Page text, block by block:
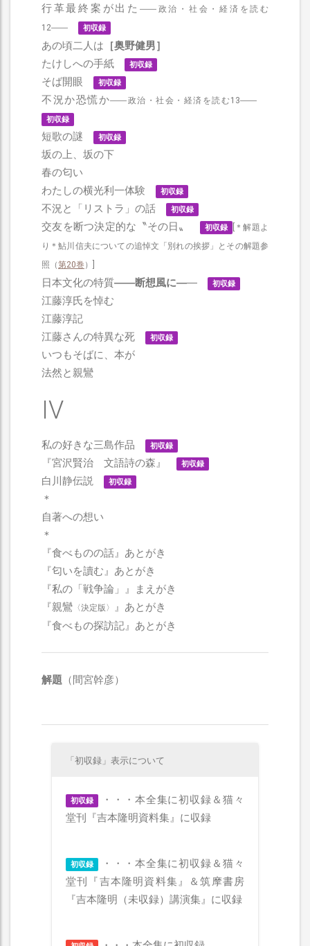
行革最終案が出た ――政治・社会・経済を読む
12――
初収録
あの頃二人は ［奥野健男］
たけしへの手紙
初収録
そば開眼 初収録
不況か恐慌か――政治・社会・経済を読む13――
初収録
短歌の謎 初収録
坂の上、坂の下
春の匂い
わたしの横光利一体験
初収録
不況と「リストラ」の話 初収録
交友を断つ決定的な〝その日〟 初収録
[＊解題よ
り＊鮎川信夫についての追悼文「別れの挨拶」とその解題参
照（第20巻 ）]
日本文化の特質――断想風に―― 初収録
江藤淳氏を悼む
江藤淳記
江藤さんの特異な死
初収録
いつもそばに、本が
法然と親鸞
IV
私の好きな三島作品 初収録
『宮沢賢治 文語詩の森』 初収録
白川静伝説 初収録
＊
自著への想い
＊
『食べものの話』あとがき
『匂いを讀む』あとがき
『私の「戦争論」』まえがき
『親鸞 〈決定版〉
』あとがき
『食べもの探訪記』あとがき
解題 （間宮幹彦）
「初収録」表示について
初収録
・・・本全集に初収録＆猫々
堂刊『吉本隆明資料集』に収録
初収録
・・・本全集に初収録＆猫々
堂刊『吉本隆明資料集』＆筑摩書房
『吉本隆明（未収録）講演集』に収録